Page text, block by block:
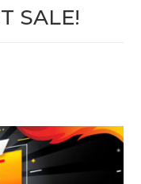
SALE!